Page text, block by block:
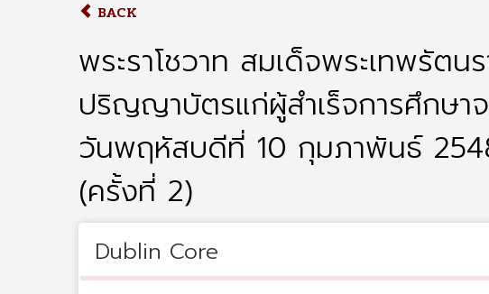
BACK
พระราโชวาท สมเด็จพระเทพรัต
ปริญญาบัตรแก่ผู้สำเร็จการศึกษา
วันพฤหัสบดีที่ 10 กุมภาพันธ์
(ครั้งที่ 2)
Dublin Core